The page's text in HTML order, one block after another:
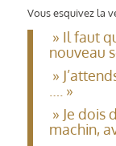
Vous esquivez la
» Il faut
nouveau
»
…. »
» Je dois
machin,